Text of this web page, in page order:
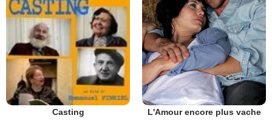
Casting L'Amour encore plus vache